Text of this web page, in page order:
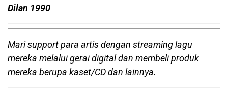
Dilan 1990
Mari support para artis dengan streaming lagu
mereka melalui gerai digital dan membeli produk
mereka berupa kaset/CD dan lainnya.